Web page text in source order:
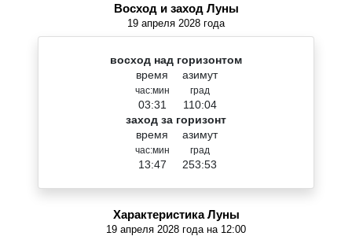
Восход и заход Луны
19 апреля 2028 года
восход над горизонтом
время
час:мин
03:31
азимут
град
110:04
заход за горизонт
время
час:мин
13:47
азимут
град
253:53
Характеристика Луны
19 апреля 2028 года на 12:00